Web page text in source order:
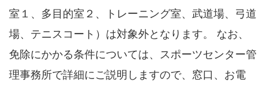
室１、多目的室２、トレーニング室、武道場、弓道
場、テニスコート）は対象外となります。 なお、
免除にかかる条件については、スポーツセンター管
理事務所で詳細にご説明しますので、窓口、お電